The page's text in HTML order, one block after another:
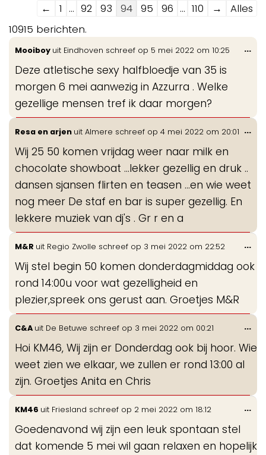
Navigatie
door
de
gastenboek-
lijst
← 1 ... 92 93 94 95 96 ... 110 →
Alles
10915 berichten.
Mooiboy uit Eindhoven schreef op 5 mei 2022 om 10:25
Deze atletische sexy halfbloedje van 35 is
morgen 6 mei aanwezig in Azzurra . Welke
gezellige mensen tref ik daar morgen?
...
Resa en arjen uit Almere schreef op 4 mei 2022 om 20:01
Wij 25 50 komen vrijdag weer naar milk en
chocolate showboat ...lekker gezellig en druk ..
dansen sjansen flirten en teasen ...en wie weet
nog meer De staf en bar is super gezellig. En
lekkere muziek van dj's . Gr r en a
...
M&R uit Regio Zwolle schreef op 3 mei 2022 om 22:52
Wij stel begin 50 komen donderdagmiddag ook
rond 14:00u voor wat gezelligheid en
plezier,spreek ons gerust aan. Groetjes M&R
...
C&A uit De Betuwe schreef op 3 mei 2022 om 00:21
Hoi KM46, Wij zijn er Donderdag ook bij hoor. Wie
weet zien we elkaar, we zullen er rond 13:00 al
zijn. Groetjes Anita en Chris
...
KM46 uit Friesland schreef op 2 mei 2022 om 18:12
Goedenavond wij zijn een leuk spontaan stel
dat komende 5 mei wil gaan relaxen en hopelijk
...